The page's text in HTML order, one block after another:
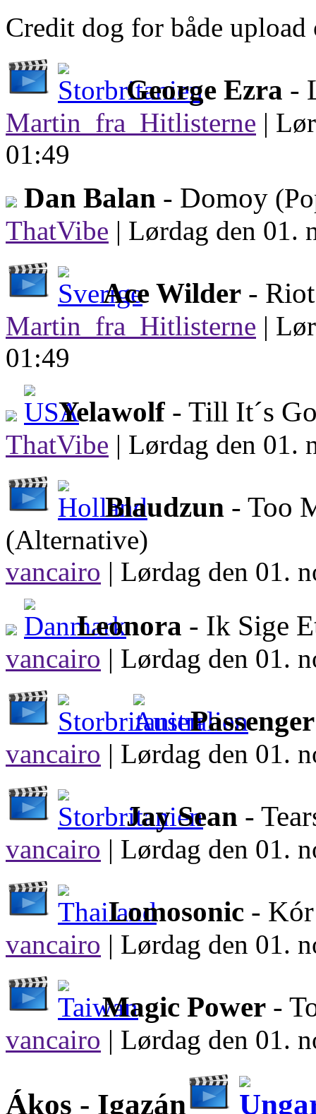
Credit dog for både
George Ezra -
Martin_fra_Hitlisterne |
01:49
Dan Balan - Domoy
ThatVibe | Lørdag den 01.
Ace Wilder -
Martin_fra_Hitlisterne |
01:49
Yelawolf - Till It´s
ThatVibe | Lørdag den 01.
Blaudzun - Too
(Alternative)
vancairo | Lørdag den 01.
Leonora - Ik Sige
vancairo | Lørdag den 01.
Passenger
vancairo | Lørdag den 01.
Jay Sean -
vancairo | Lørdag den 01.
Lomosonic -
vancairo | Lørdag den 01.
Magic Power -
vancairo | Lørdag den 01.
Ákos - Igazán